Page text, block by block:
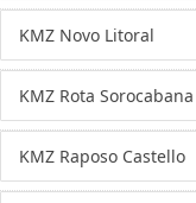
KMZ Novo Litoral
KMZ Rota Sorocabana
KMZ Raposo Castello